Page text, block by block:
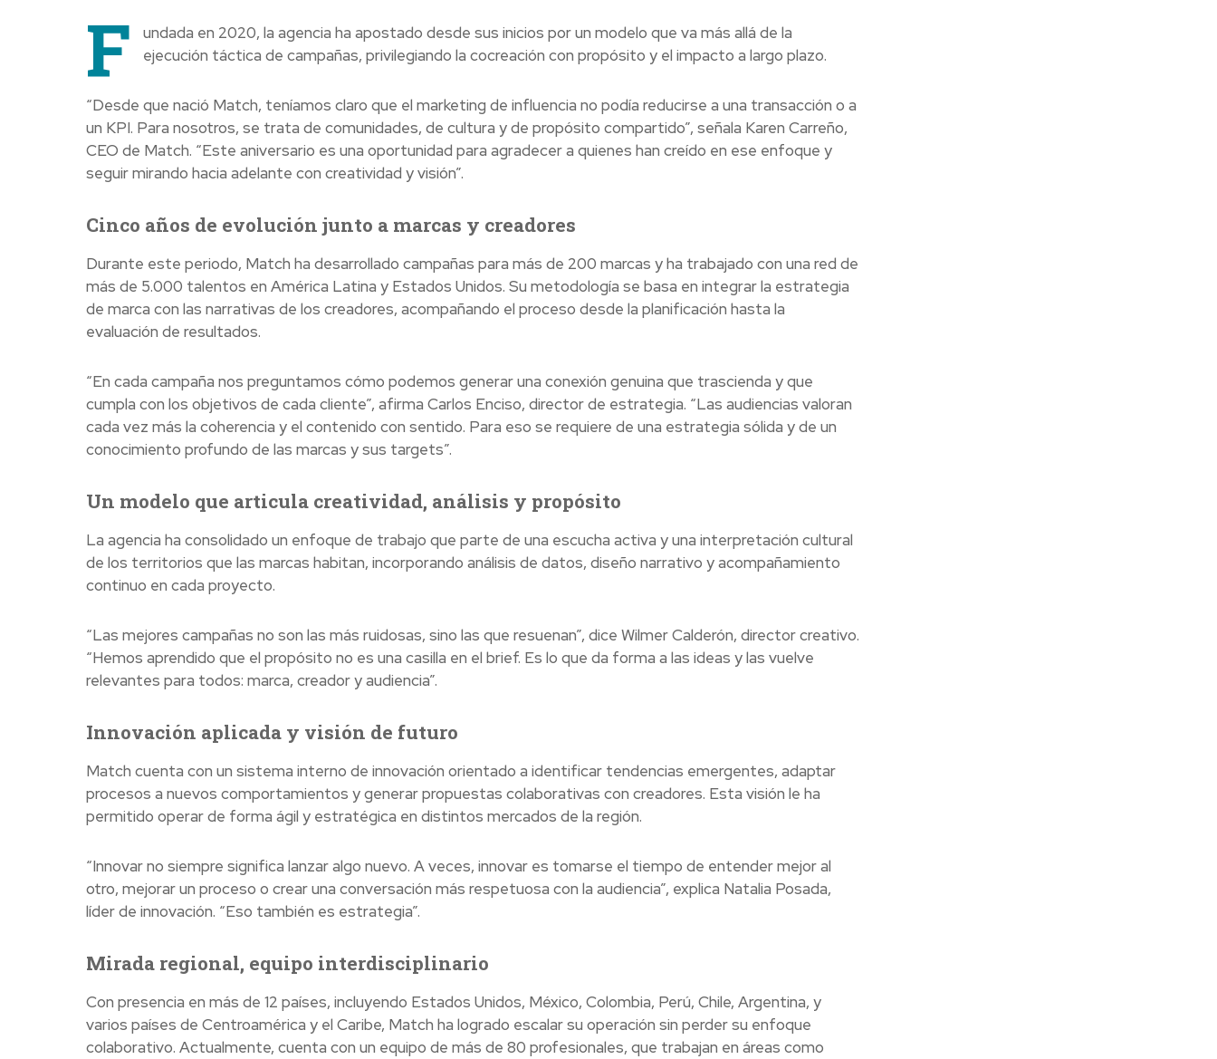
F
undada en 2020, la agencia ha apostado desde sus inicios por un modelo que va más allá de la
ejecución táctica de campañas, privilegiando la cocreación con propósito y el impacto a largo plazo.
“Desde que nació Match, teníamos claro que el marketing de influencia no podía reducirse a una transacción o a
un KPI. Para nosotros, se trata de comunidades, de cultura y de propósito compartido”, señala Karen Carreño,
CEO de Match. “Este aniversario es una oportunidad para agradecer a quienes han creído en ese enfoque y
seguir mirando hacia adelante con creatividad y visión”.
Cinco años de evolución junto a marcas y creadores
Durante este periodo, Match ha desarrollado campañas para más de 200 marcas y ha trabajado con una red de
más de 5.000 talentos en América Latina y Estados Unidos. Su metodología se basa en integrar la estrategia
de marca con las narrativas de los creadores, acompañando el proceso desde la planificación hasta la
evaluación de resultados.
“En cada campaña nos preguntamos cómo podemos generar una conexión genuina que trascienda y que
cumpla con los objetivos de cada cliente”, afirma Carlos Enciso, director de estrategia. “Las audiencias valoran
cada vez más la coherencia y el contenido con sentido. Para eso se requiere de una estrategia sólida y de un
conocimiento profundo de las marcas y sus targets”.
Un modelo que articula creatividad, análisis y propósito
La agencia ha consolidado un enfoque de trabajo que parte de una escucha activa y una interpretación cultural
de los territorios que las marcas habitan, incorporando análisis de datos, diseño narrativo y acompañamiento
continuo en cada proyecto.
“Las mejores campañas no son las más ruidosas, sino las que resuenan”, dice Wilmer Calderón, director creativo.
“Hemos aprendido que el propósito no es una casilla en el brief. Es lo que da forma a las ideas y las vuelve
relevantes para todos: marca, creador y audiencia”.
Innovación aplicada y visión de futuro
Match cuenta con un sistema interno de innovación orientado a identificar tendencias emergentes, adaptar
procesos a nuevos comportamientos y generar propuestas colaborativas con creadores. Esta visión le ha
permitido operar de forma ágil y estratégica en distintos mercados de la región.
“Innovar no siempre significa lanzar algo nuevo. A veces, innovar es tomarse el tiempo de entender mejor al
otro, mejorar un proceso o crear una conversación más respetuosa con la audiencia”, explica Natalia Posada,
líder de innovación. “Eso también es estrategia”.
Mirada regional, equipo interdisciplinario
Con presencia en más de 12 países, incluyendo Estados Unidos, México, Colombia, Perú, Chile, Argentina, y
varios países de Centroamérica y el Caribe, Match ha logrado escalar su operación sin perder su enfoque
colaborativo. Actualmente, cuenta con un equipo de más de 80 profesionales, que trabajan en áreas como